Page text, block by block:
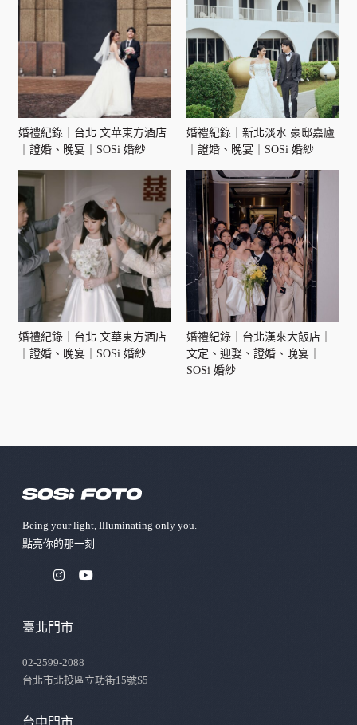
婚禮紀錄｜台北 文華東方酒店
｜證婚、晚宴｜SOSi 婚紗
婚禮紀錄｜新北淡水 豪邸嘉廬
｜證婚、晚宴｜SOSi 婚紗
婚禮紀錄｜台北 文華東方酒店
｜證婚、晚宴｜SOSi 婚紗
婚禮紀錄｜台北漢來大飯店｜
文定、迎娶、證婚、晚宴｜
SOSi 婚紗
Being your light, Illuminating only you.
點亮你的那⼀刻
臺北門市
02-2599-2088
台北市北投區立功街15號S5